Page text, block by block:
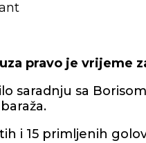
pravo je vrijeme
saradnju sa
i 15 primljenih